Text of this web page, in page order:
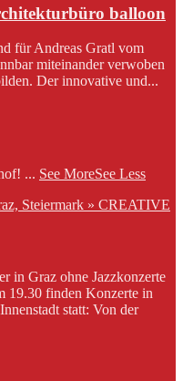
balloon
für Andreas Gratl vom
miteinander verwoben
Der innovative und...
... See MoreSee Less
Steiermark » CREATIVE
in Graz ohne Jazzkonzerte
19.30 finden Konzerte in
statt: Von der